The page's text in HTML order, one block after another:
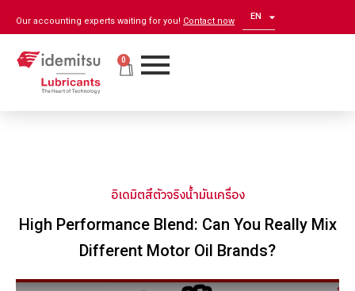
Our accounting experts waiting for you! Contact now EN
ZH
0
อิเดมิตสึตัวจริงน้ำมันเครื่อง
High Performance Blend: Can You Really Mix
Different Motor Oil Brands?